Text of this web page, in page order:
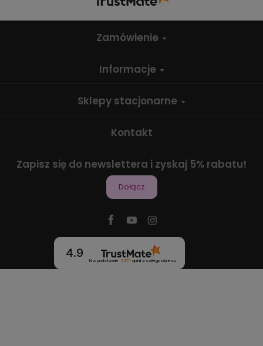
Zamówienie
Informacje
Sklepy stacjonarne
Kontakt
Zapisz się do newslettera i zyskaj 5% rabatu!
Dołącz
4.9
Na podstawie 2471 opinii z całego okresu